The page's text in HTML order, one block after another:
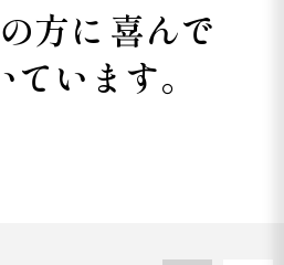
方に 喜んで
います。